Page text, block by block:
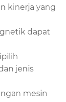
kinerja yang
dapat
jenis
mesin